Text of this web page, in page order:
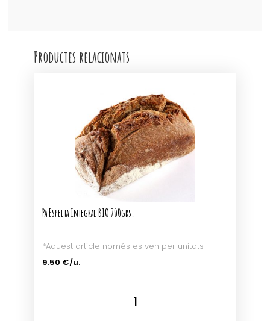
Productes relacionats
Pa Espelta Integral BIO 700grs.
*Aquest article només es ven per unitats
9.50 €/u.